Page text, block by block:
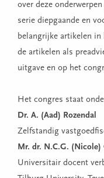
over deze
serie diepgaande en
belangrijke artikelen in
de artikelen als
uitgave en op het
Het congres staat
Dr. A. (Aad) Rozendal
Zelfstandig
Mr. dr. N.C.G. (Nicole)
Universitair docent